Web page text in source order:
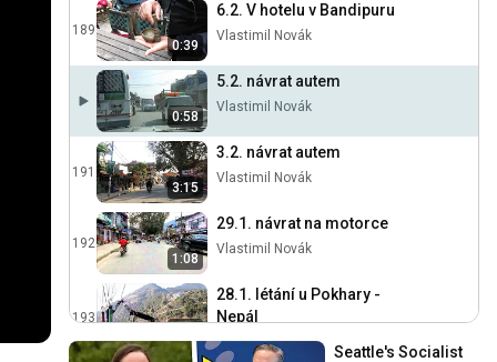
189
0:39
6.2. V hotelu v Bandipuru
Vlastimil Novák
0:58
5.2. návrat autem
Vlastimil Novák
191
3:15
3.2. návrat autem
Vlastimil Novák
192
1:08
29.1. návrat na motorce
Vlastimil Novák
193
28.1. létání u Pokhary -
Nepál
Vlastimil Novák
Seattle's Socialist